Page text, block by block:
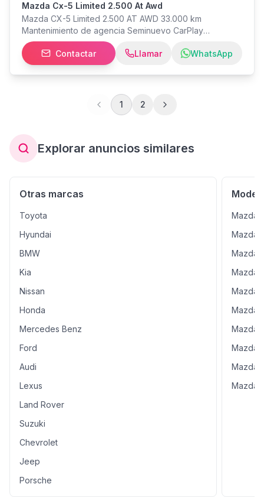
Mazda Cx-5 Limited 2.500 At Awd
Mazda CX-5 Limited 2.500 AT AWD 33.000 km
Mantenimiento de agencia Seminuevo CarPlay
Inalámbrico Maletero con apertura automática
Contactar
Llamar WhatsApp
1 2
Explorar anuncios similares
Otras marcas
Toyota
Hyundai
BMW
Kia
Nissan
Honda
Mercedes Benz
Ford
Audi
Lexus
Land Rover
Suzuki
Chevrolet
Jeep
Porsche
Mazda
Mazda
Mazda
Mazda
Mazda
Mazda
Mazda
Mazda
Mazda
Mazda